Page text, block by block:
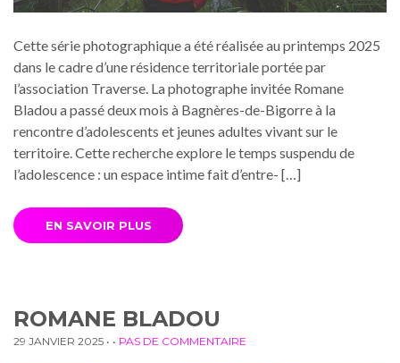
Cette série photographique a été réalisée au printemps 2025
dans le cadre d’une résidence territoriale portée par
l’association Traverse. La photographe invitée Romane
Bladou a passé deux mois à Bagnères-de-Bigorre à la
rencontre d’adolescents et jeunes adultes vivant sur le
territoire. Cette recherche explore le temps suspendu de
l’adolescence : un espace intime fait d’entre- […]
EN SAVOIR PLUS
ROMANE BLADOU
29 JANVIER 2025 • • PAS DE COMMENTAIRE